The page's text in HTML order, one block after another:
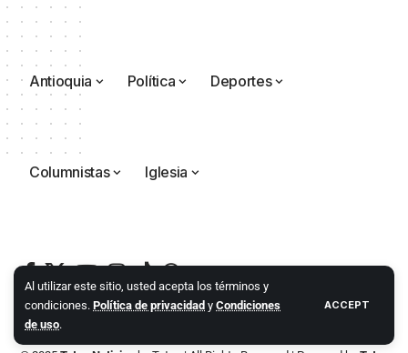
Al utilizar este sitio, usted acepta los términos y
condiciones. Política de privacidad y Condiciones
de uso.
ACCEPT
Antioquia Política Deportes
Columnistas Iglesia